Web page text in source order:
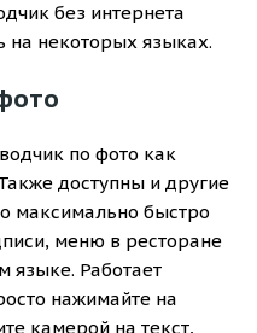
без интернета
на некоторых языках.
по фото как
доступны и другие
максимально быстро
меню в ресторане
языке. Работает
нажимайте на
камерой на текст,